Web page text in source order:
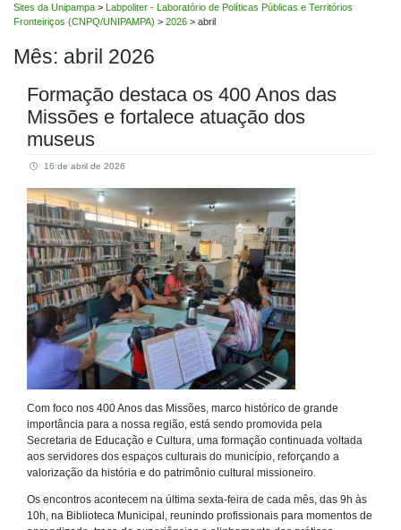
Sites da Unipampa > Labpoliter - Laboratório de Políticas Públicas e Territórios
Fronteiriços (CNPQ/UNIPAMPA) > 2026 > abril
Mês: abril 2026
Formação destaca os 400 Anos das
Missões e fortalece atuação dos
museus
16 de abril de 2026
Com foco nos 400 Anos das Missões, marco histórico de grande
importância para a nossa região, está sendo promovida pela
Secretaria de Educação e Cultura, uma formação continuada voltada
aos servidores dos espaços culturais do município, reforçando a
valorização da história e do patrimônio cultural missioneiro.
Os encontros acontecem na última sexta-feira de cada mês, das 9h às
10h, na Biblioteca Municipal, reunindo profissionais para momentos de